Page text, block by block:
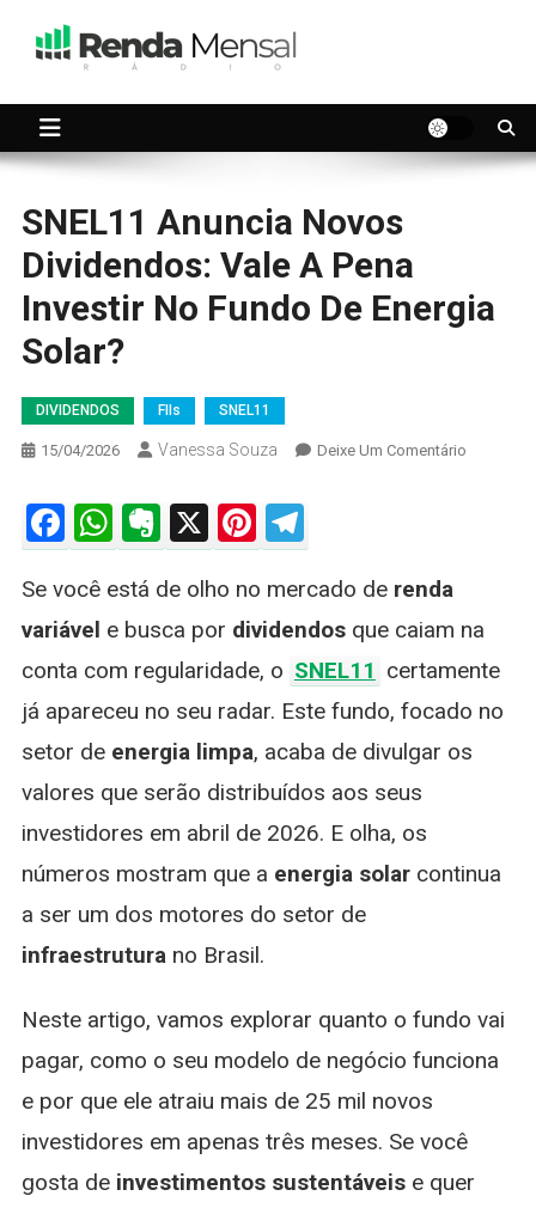
SNEL11 Anuncia Novos
Dividendos: Vale A Pena
Investir No Fundo De Energia
Solar?
DIVIDENDOS FIIs SNEL11
15/04/2026 Vanessa Souza Deixe Um ComentárioOn
Pena
Investir
Fundo
De
Facebook
WhatsApp
Evernote
X Pinterest
Telegram
Se você está de olho no mercado de renda
variável e busca por dividendosque caiam na
conta com regularidade, o SNEL11 certamente
já apareceu no seu radar. Este fundo, focado no
setor de energia limpa, acaba de divulgar os
valores que serão distribuídos aos seus
investidores em abril de 2026. E olha, os
números mostram que a energia solarcontinua
a ser um dos motores do setor de
infraestruturano Brasil.
Neste artigo, vamos explorar quanto o fundo vai
pagar, como o seu modelo de negócio funciona
e por que ele atraiu mais de 25 mil novos
investidores em apenas três meses. Se você
gosta de investimentos sustentáveise quer